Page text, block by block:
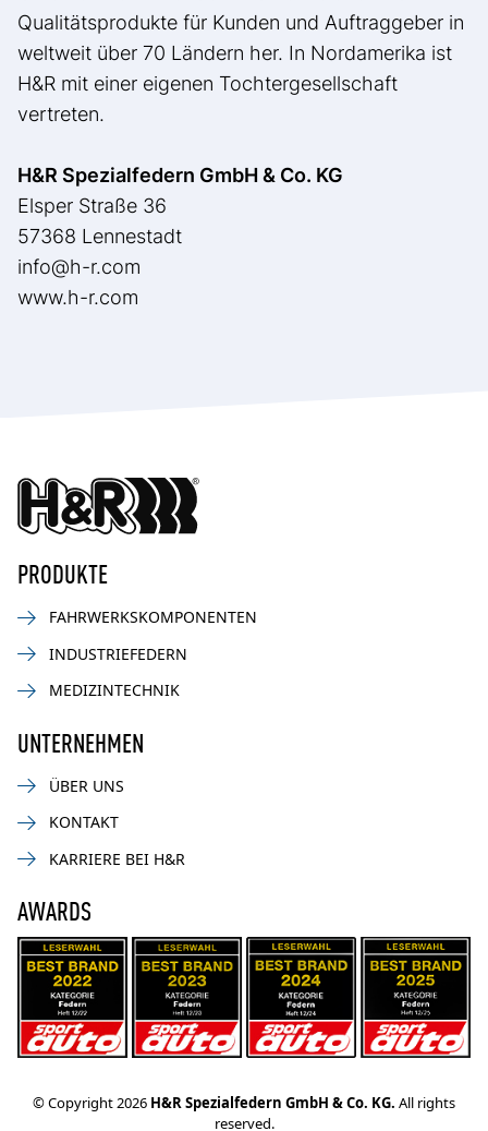
Qualitätsprodukte für Kunden und Auftraggeber in
weltweit über 70 Ländern her. In Nordamerika ist
H&R mit einer eigenen Tochtergesellschaft
vertreten.
H&R Spezialfedern GmbH & Co. KG
Elsper Straße 36
57368 Lennestadt
info@h-r.com
www.h-r.com
PRODUKTE
FAHRWERKSKOMPONENTEN
INDUSTRIEFEDERN
MEDIZINTECHNIK
UNTERNEHMEN
ÜBER UNS
KONTAKT
KARRIERE BEI H&R
AWARDS
© Copyright 2026 H&R Spezialfedern GmbH & Co. KG. All rights
reserved.